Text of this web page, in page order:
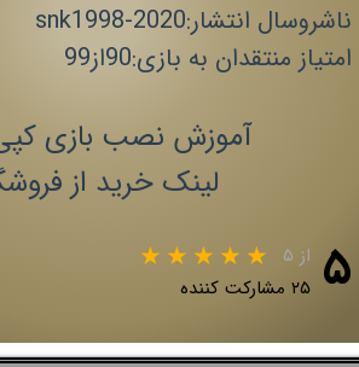
ناشروسال انتشار:snk1998-2020
امتیاز منتقدان به بازی:90از99
آموزش نصب بازی
لینک خرید از
۵ از ۵
۲۵ مشارکت کننده